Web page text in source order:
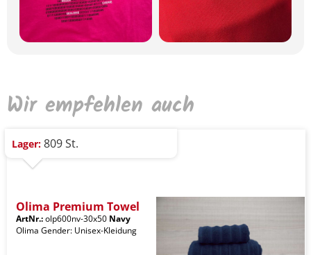
Wir empfehlen auch
Lager: 809 St.
Olima Premium Towel
ArtNr.:olp600nv-30x50 Navy
Olima Gender: Unisex-Kleidung